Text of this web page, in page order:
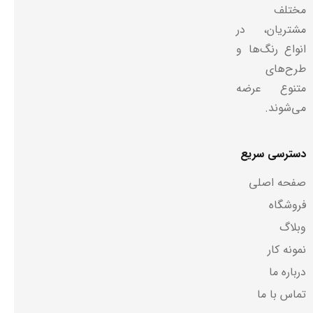
مختلف
مشتریان، در
انواع رنگ‌ها و
طرح‌های
متنوع عرضه
می‌شوند.
دسترسی سریع
صفحه اصلی
فروشگاه
وبلاگ
نمونه کار
درباره ما
تماس با ما